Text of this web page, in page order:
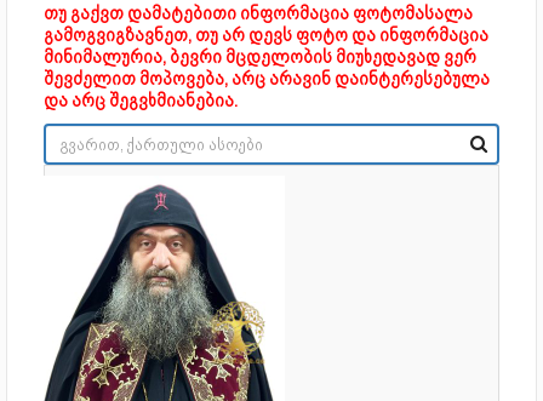
თუ გაქვთ დამატებითი ინფორმაცია ფოტომასალა
გამოგვიგზავნეთ, თუ არ დევს ფოტო და ინფორმაცია
მინიმალურია, ბევრი მცდელობის მიუხედავად ვერ
შევძელით მოპოვება, არც არავინ დაინტერესებულა
და არც შეგვხმიანებია.